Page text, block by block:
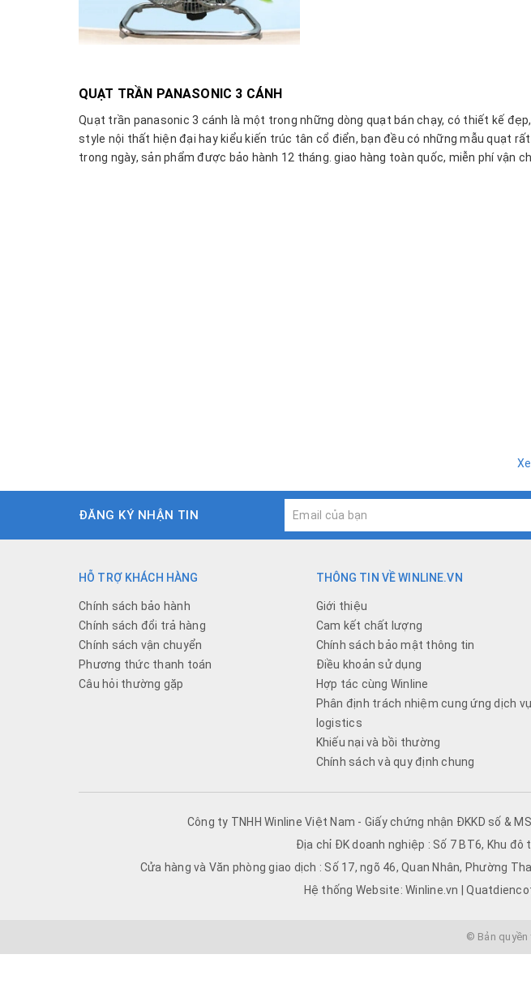
QUẠT TRẦN PANASONIC 3 CÁNH
Quạt trần panasonic 3 cánh là một trong những dòng quạt bán chạy, có thiết kế
style nội thất hiện đại hay kiểu kiến trúc tân cổ điển, bạn đều có những mẫu quạt rất
trong ngày, sản phẩm được bảo hành 12 tháng. giao hàng toàn quốc, miễn phí vận
ĐĂNG KÝ NHẬN TIN
HỖ TRỢ KHÁCH HÀNG
Chính sách bảo hành
Chính sách đổi trả hàng
Chính sách vận chuyển
Phương thức thanh toán
Câu hỏi thường gặp
THÔNG TIN VỀ WINLINE.VN
Giới thiệu
Cam kết chất lượng
Chính sách bảo mật thông tin
Điều khoản sử dụng
Hợp tác cùng Winline
Phân định trách nhiệm cung ứng dịch vụ
logistics
Khiếu nại và bồi thường
Chính sách và quy định chung
Công ty TNHH Winline Việt Nam - Giấy chứng nhận ĐKKD số &
Địa chỉ ĐK doanh nghiệp : Số 7 BT6, Khu đô
Cửa hàng và Văn phòng giao dịch : Số 17, ngõ 46, Quan Nhân, Phường
Hệ thống Website: Winline.vn |
© Bản quyền